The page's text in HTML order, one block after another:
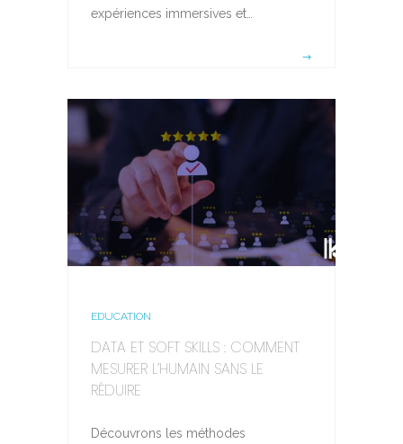
expériences immersives et…
EDUCATION
DATA ET SOFT SKILLS : COMMENT
MESURER L’HUMAIN SANS LE
RÉDUIRE
Découvrons les méthodes